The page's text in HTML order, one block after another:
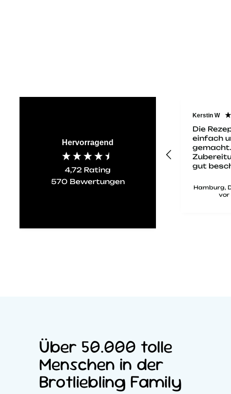
Hervorragend
4,72 Rating
570 Bewertungen
Leiben Brotbeutel
gekauft und ich
muss sagen, das
Brot war am
nächsten Tag total
trocken… NICHT
enttäuscht
Kerstin W
Die
einfach
gemacht.
gut
Hamburg,
vor
Über 50.000 tolle
Menschen in der
Brotliebling Family